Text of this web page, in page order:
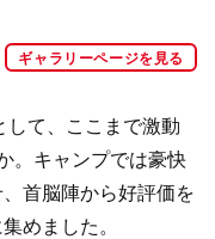
ギャラリーページを見る
して、ここまで激動
。キャンプでは豪快
首脳陣から好評価を
めました。